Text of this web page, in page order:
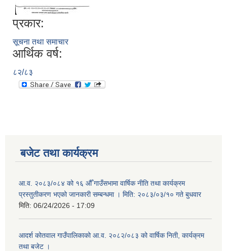
प्रकार:
सूचना तथा समाचार
आर्थिक वर्ष:
८२/८३
बजेट तथा कार्यक्रम
आ.व. २०८३/०८४ को १६ औँ गाउँसभामा वार्षिक नीति तथा कार्यक्रम
प्रस्तुतीकरण भएको जानकारी सम्बन्धमा । मिति: २०८३/०३/१० गते बुधवार
मिति: 06/24/2026 - 17:09
आदर्श कोतवाल गाउँपालिकाको आ.व. २०८२/०८३ को वार्षिक निती, कार्यक्रम
तथा बजेट ।